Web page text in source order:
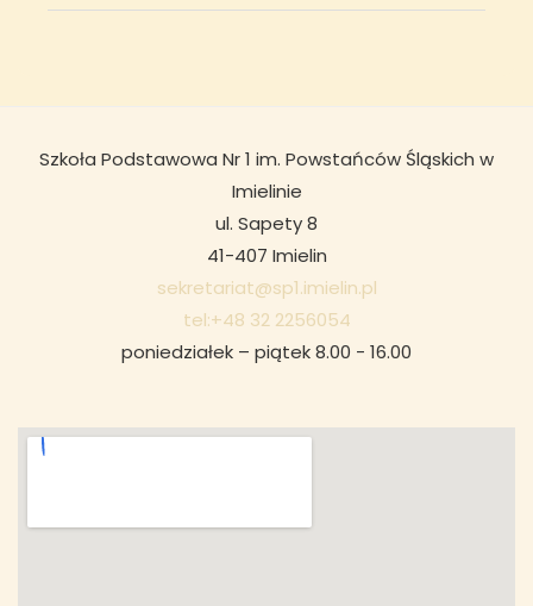
Szkoła Podstawowa Nr 1 im. Powstańców Śląskich w
Imielinie
ul. Sapety 8
41-407 Imielin
sekretariat@sp1.imielin.pl
tel:+48 32 2256054
poniedziałek – piątek 8.00 - 16.00